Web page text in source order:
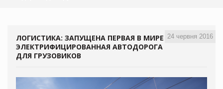
24 червня 2016
ЛОГИСТИКА: ЗАПУЩЕНА ПЕРВАЯ В МИРЕ
ЭЛЕКТРИФИЦИРОВАННАЯ АВТОДОРОГА
ДЛЯ ГРУЗОВИКОВ